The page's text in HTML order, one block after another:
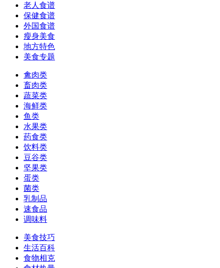
老人食谱
保健食谱
外国食谱
瘦身美食
地方特色
美食专题
禽肉类
畜肉类
蔬菜类
海鲜类
鱼类
水果类
药食类
饮料类
豆谷类
坚果类
蛋类
菌类
乳制品
速食品
调味料
美食技巧
生活百科
食物相克